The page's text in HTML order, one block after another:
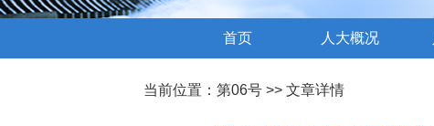
首页 人大概况
当前位置： 第06号 >> 文章详情